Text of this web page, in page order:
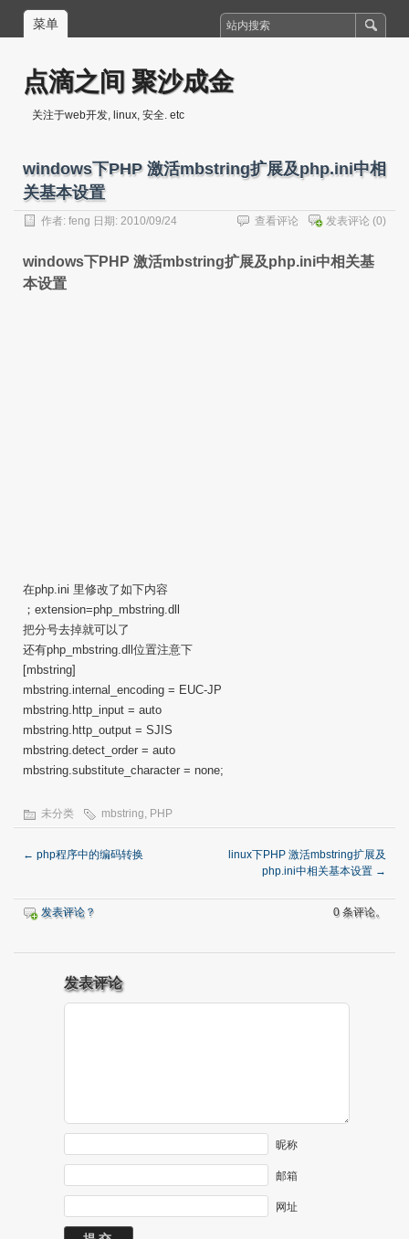
菜单
点滴之间 聚沙成金
关注于web开发, linux, 安全. etc
windows下PHP 激活mbstring扩展及php.ini中相
关基本设置
作者: feng 日期: 2010/09/24 发表评论 (0)
查看评论
windows下PHP 激活mbstring扩展及php.ini中相关基
本设置
在php.ini 里修改了如下内容
；extension=php_mbstring.dll
把分号去掉就可以了
还有php_mbstring.dll位置注意下
[mbstring]
mbstring.internal_encoding = EUC-JP
mbstring.http_input = auto
mbstring.http_output = SJIS
mbstring.detect_order = auto
mbstring.substitute_character = none;
未分类 mbstring, PHP
← php程序中的编码转换
linux下PHP 激活mbstring扩展及
php.ini中相关基本设置 →
发表评论？ 0 条评论。
发表评论
昵称
邮箱
网址